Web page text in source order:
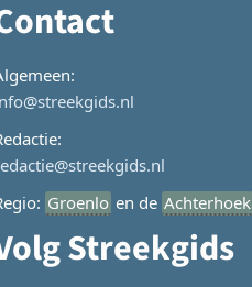
Groenlo en de Achterhoek
Streekgids